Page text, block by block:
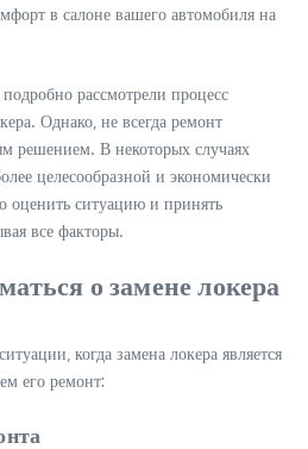
в салоне вашего автомобиля на
рассмотрели процесс
Однако‚ не всегда ремонт
решением. В некоторых случаях
целесообразной и экономически
оценить ситуацию и принять
все факторы.
о замене локера
когда замена локера является
его ремонт: